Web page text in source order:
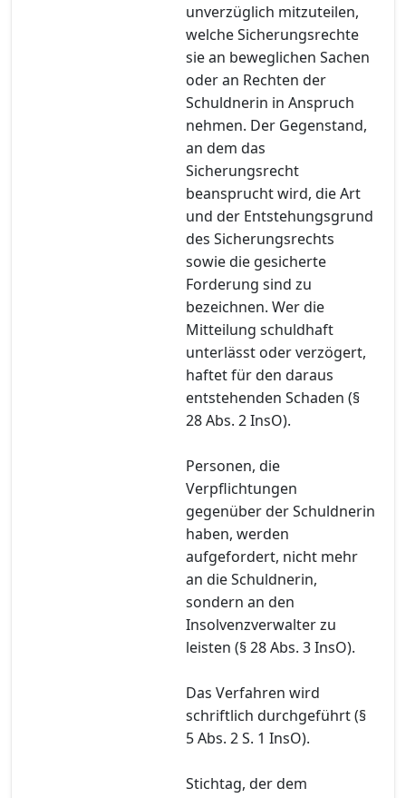
unverzüglich mitzuteilen,
welche Sicherungsrechte
sie an beweglichen Sachen
oder an Rechten der
Schuldnerin in Anspruch
nehmen. Der Gegenstand,
an dem das
Sicherungsrecht
beansprucht wird, die Art
und der Entstehungsgrund
des Sicherungsrechts
sowie die gesicherte
Forderung sind zu
bezeichnen. Wer die
Mitteilung schuldhaft
unterlässt oder verzögert,
haftet für den daraus
entstehenden Schaden (§
28 Abs. 2 InsO).
Personen, die
Verpflichtungen
gegenüber der Schuldnerin
haben, werden
aufgefordert, nicht mehr
an die Schuldnerin,
sondern an den
Insolvenzverwalter zu
leisten (§ 28 Abs. 3 InsO).
Das Verfahren wird
schriftlich durchgeführt (§
5 Abs. 2 S. 1 InsO).
Stichtag, der dem